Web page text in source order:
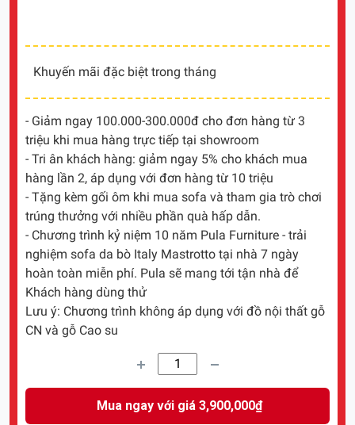
Khuyến mãi đặc biệt trong tháng
- Giảm ngay 100.000-300.000đ cho đơn hàng từ 3
triệu khi mua hàng trực tiếp tại showroom
- Tri ân khách hàng: giảm ngay 5% cho khách mua
hàng lần 2, áp dụng với đơn hàng từ 10 triệu
- Tặng kèm gối ôm khi mua sofa và tham gia trò chơi
trúng thưởng với nhiều phần quà hấp dẫn.
- Chương trình kỷ niệm 10 năm Pula Furniture - trải
nghiệm sofa da bò Italy Mastrotto tại nhà 7 ngày
hoàn toàn miễn phí. Pula sẽ mang tới tận nhà để
Khách hàng dùng thử
Lưu ý: Chương trình không áp dụng với đồ nội thất gỗ
CN và gỗ Cao su
Mua ngay với giá 3,900,000₫